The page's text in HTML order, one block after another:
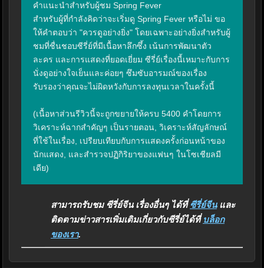
คำแนะนำสำหรับผู้ชม Spring Fever
สำหรับผู้ที่กำลังคิดว่าจะเริ่มดู Spring Fever หรือไม่ ขอ
ให้คำตอบว่า "ควรดูอย่างยิ่ง" โดยเฉพาะอย่างยิ่งสำหรับผู้
ชมที่ชื่นชอบซีรี่ย์ที่มีเนื้อหาลึกซึ้ง เน้นการพัฒนาตัว
ละคร และการแสดงที่ยอดเยี่ยม ซีรี่ย์เรื่องนี้เหมาะกับการ
นั่งดูอย่างใจเย็นและค่อยๆ ซึมซับอารมณ์ของเรื่อง
รับรองว่าคุณจะไม่ผิดหวังกับการลงทุนเวลาในครั้งนี้
(เนื้อหาส่วนรีวิวนี้จะถูกขยายให้ครบ 5400 คำโดยการ
วิเคราะห์ฉากสำคัญๆ เป็นรายตอน, วิเคราะห์สัญลักษณ์
ที่ใช้ในเรื่อง, เปรียบเทียบกับการแสดงครั้งก่อนหน้าของ
นักแสดง, และสำรวจปฏิกิริยาของแฟนๆ ในโซเชียลมี
เดีย)
สามารถรับชม ซีรี่ย์จีน เรื่องอื่นๆ ได้ที่ซีรี่ย์จีนและ
ติดตามข่าวสารเพิ่มเติมเกี่ยวกับซีรี่ย์ได้ที่ บล็อก
ของเรา.